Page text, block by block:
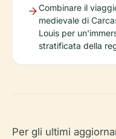
Combinare il
medievale di
Louis per
stratificata della
Per gli ultimi